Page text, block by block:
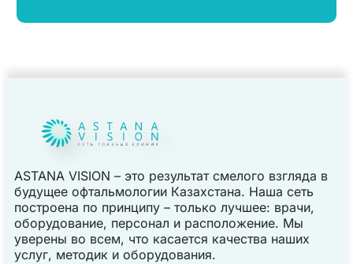
ASTANA VISION – это результат смелого взгляда в
будущее офтальмологии Казахстана. Наша сеть
построена по принципу – только лучшее: врачи,
оборудование, персонал и расположение. Мы
уверены во всем, что касается качества наших
услуг, методик и оборудования.